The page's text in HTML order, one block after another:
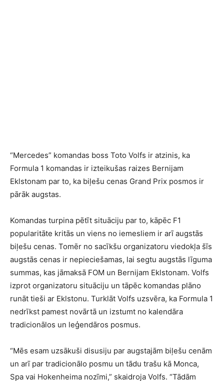
“Mercedes” komandas boss Toto Volfs ir atzinis, ka
Formula 1 komandas ir izteikušas raizes Bernijam
Eklstonam par to, ka biļešu cenas Grand Prix posmos ir
pārāk augstas.
Komandas turpina pētīt situāciju par to, kāpēc F1
popularitāte kritās un viens no iemesliem ir arī augstās
biļešu cenas. Tomēr no sacīkšu organizatoru viedokļa šīs
augstās cenas ir nepieciešamas, lai segtu augstās līguma
summas, kas jāmaksā FOM un Bernijam Eklstonam. Volfs
izprot organizatoru situāciju un tāpēc komandas plāno
runāt tieši ar Eklstonu. Turklāt Volfs uzsvēra, ka Formula 1
nedrīkst pamest novārtā un izstumt no kalendāra
tradicionālos un leģendāros posmus.
“Mēs esam uzsākuši disusiju par augstajām biļešu cenām
un arī par tradicionālo posmu un tādu trašu kā Monca,
Spa vai Hokenheima nozīmi,” skaidroja Volfs. “Tādām